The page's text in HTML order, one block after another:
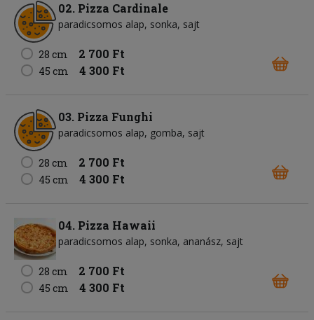
02. Pizza Cardinale
paradicsomos alap sonka sajt
28 cm 2 700 Ft
45 cm 4 300 Ft
03. Pizza Funghi
paradicsomos alap gomba sajt
28 cm 2 700 Ft
45 cm 4 300 Ft
04. Pizza Hawaii
paradicsomos alap sonka ananász sajt
28 cm 2 700 Ft
45 cm 4 300 Ft